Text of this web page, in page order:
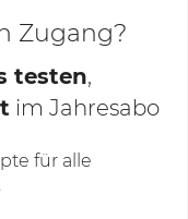
Zugang?
testen,
im Jahresabo
für alle